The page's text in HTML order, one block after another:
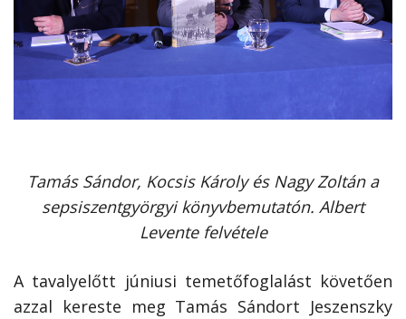
Tamás Sándor, Kocsis Károly és Nagy Zoltán a
sepsiszentgyörgyi könyvbemutatón. Albert
Levente felvétele
A tavalyelőtt júniusi temetőfoglalást követően
azzal kereste meg Tamás Sándort Jeszenszky